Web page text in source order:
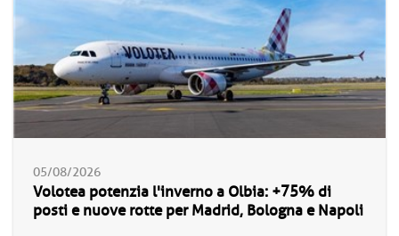
05/08/2026
Volotea potenzia l'inverno a Olbia: +75% di
posti e nuove rotte per Madrid, Bologna e Napoli